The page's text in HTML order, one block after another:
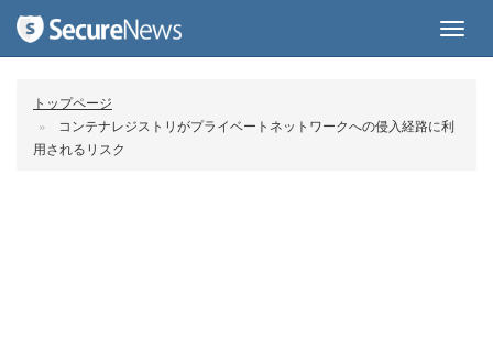
トップページ
コンテナレジストリがプライベートネットワークへの侵入経路に利
用されるリスク